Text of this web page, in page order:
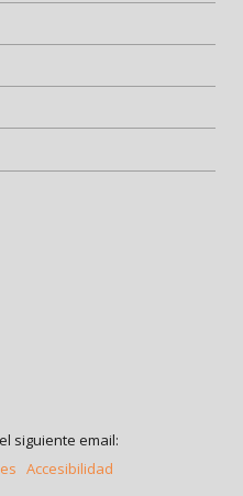
siguiente email:
Accesibilidad